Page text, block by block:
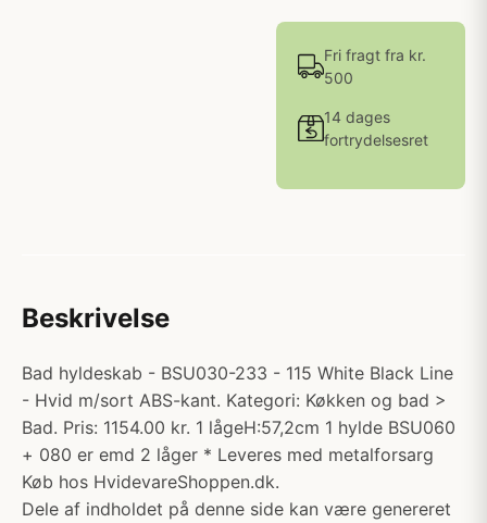
Fri fragt fra kr.
500
14 dages
fortrydelsesret
Beskrivelse
Bad hyldeskab - BSU030-233 - 115 White Black Line
- Hvid m/sort ABS-kant. Kategori: Køkken og bad >
Bad. Pris: 1154.00 kr. 1 lågeH:57,2cm 1 hylde BSU060
+ 080 er emd 2 låger * Leveres med metalforsarg
Køb hos HvidevareShoppen.dk.
Dele af indholdet på denne side kan være genereret